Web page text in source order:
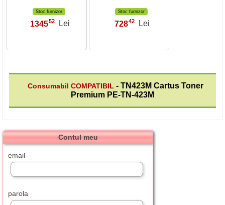
Stoc furnizor
134552 Lei
Stoc furnizor
72842 Lei
Consumabil COMPATIBIL - TN423M Cartus Toner
Premium PE-TN-423M
Contul meu
email
parola